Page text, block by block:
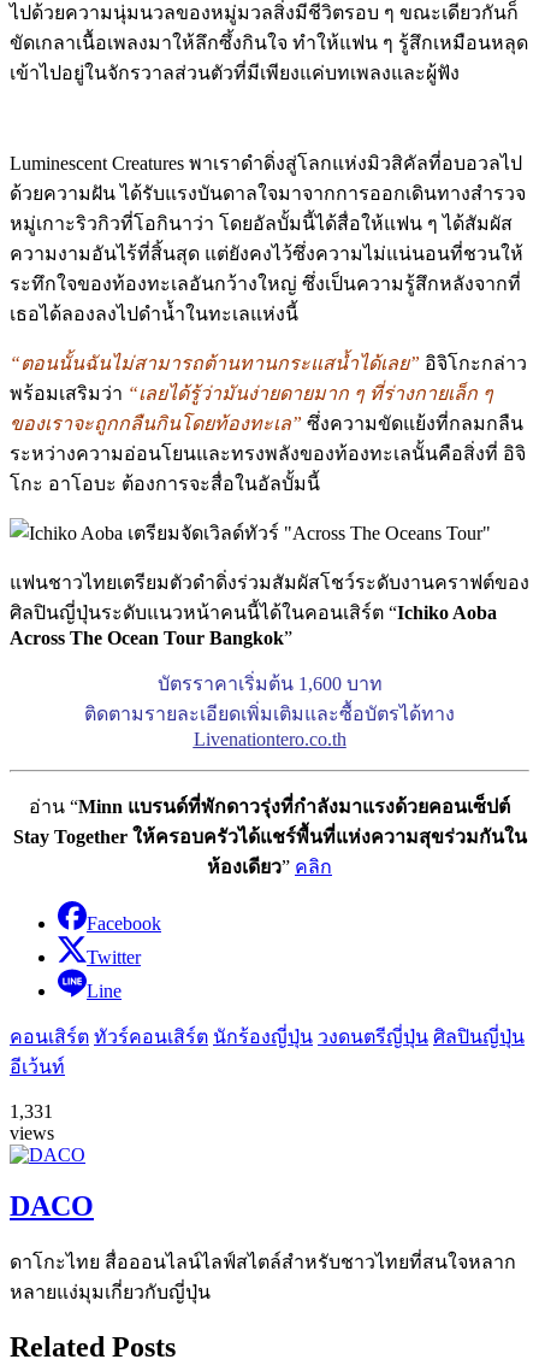
ไปด้วยความนุ่มนวลของหมู่มวลสิ่งมีชีวิตรอบ ๆ ขณะเดียวกันก็
ขัดเกลาเนื้อเพลงมาให้ลึกซึ้งกินใจ ทำให้แฟน ๆ รู้สึกเหมือนหลุด
เข้าไปอยู่ในจักรวาลส่วนตัวที่มีเพียงแค่บทเพลงและผู้ฟัง
Luminescent Creatures พาเราดำดิ่งสู่โลกแห่งมิวสิคัลที่อบอวลไป
ด้วยความฝัน ได้รับแรงบันดาลใจมาจากการออกเดินทางสำรวจ
หมู่เกาะริวกิวที่โอกินาว่า โดยอัลบั้มนี้ได้สื่อให้แฟน ๆ ได้สัมผัส
ความงามอันไร้ที่สิ้นสุด แต่ยังคงไว้ซึ่งความไม่แน่นอนที่ชวนให้
ระทึกใจของท้องทะเลอันกว้างใหญ่ ซึ่งเป็นความรู้สึกหลังจากที่
เธอได้ลองลงไปดำน้ำในทะเลแห่งนี้
“ตอนนั้นฉันไม่สามารถต้านทานกระแสน้ำได้เลย” อิจิโกะกล่าว
พร้อมเสริมว่า “เลยได้รู้ว่ามันง่ายดายมาก ๆ ที่ร่างกายเล็ก ๆ
ของเราจะถูกกลืนกินโดยท้องทะเล” ซึ่งความขัดแย้งที่กลมกลืน
ระหว่างความอ่อนโยนและทรงพลังของท้องทะเลนั้นคือสิ่งที่ อิจิ
โกะ อาโอบะ ต้องการจะสื่อในอัลบั้มนี้
แฟนชาวไทยเตรียมตัวดำดิ่งร่วมสัมผัสโชว์ระดับงานคราฟต์ของ
ศิลปินญี่ปุ่นระดับแนวหน้าคนนี้ได้ในคอนเสิร์ต “Ichiko Aoba
Across The Ocean Tour Bangkok”
บัตรราคาเริ่มต้น 1,600 บาท
ติดตามรายละเอียดเพิ่มเติมและซื้อบัตรได้ทาง
Livenationtero.co.th
อ่าน “Minn แบรนด์ที่พักดาวรุ่งที่กำลังมาแรงด้วยคอนเซ็ปต์
Stay Together ให้ครอบครัวได้แชร์พื้นที่แห่งความสุขร่วมกันใน
ห้องเดียว” คลิก
Facebook
Twitter
Line
คอนเสิร์ต ทัวร์คอนเสิร์ต นักร้องญี่ปุ่น วงดนตรีญี่ปุ่น ศิลปินญี่ปุ่น
อีเว้นท์
1,331
views
DACO
ดาโกะไทย สื่อออนไลน์ไลฟ์สไตล์สำหรับชาวไทยที่สนใจหลาก
หลายแง่มุมเกี่ยวกับญี่ปุ่น
Related Posts